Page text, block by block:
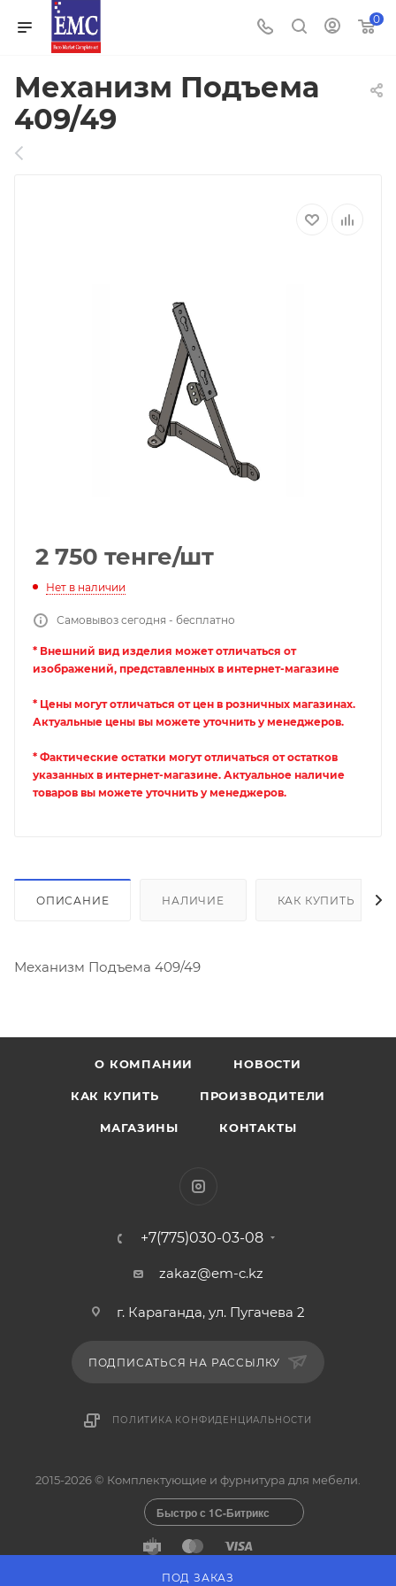
0
Механизм Подъема
409/49
2 750 тенге/шт
Нет в наличии
ПОД ЗАКАЗ
Самовывоз сегодня - бесплатно
* Внешний вид изделия может отличаться от
изображений, представленных в интернет-магазине
* Цены могут отличаться от цен в розничных магазинах.
Актуальные цены вы можете уточнить у менеджеров.
* Фактические остатки могут отличаться от остатков
указанных в интернет-магазине. Актуальное наличие
товаров вы можете уточнить у менеджеров.
ОПИСАНИЕ НАЛИЧИЕ КАК КУПИТЬ
Механизм Подъема 409/49
О КОМПАНИИ НОВОСТИ
КАК КУПИТЬ ПРОИЗВОДИТЕЛИ
МАГАЗИНЫ КОНТАКТЫ
+7(775)030-03-08
zakaz@em-c.kz
г. Караганда, ул. Пугачева 2
ПОДПИСАТЬСЯ НА РАССЫЛКУ
ПОЛИТИКА КОНФИДЕНЦИАЛЬНОСТИ
2015-2026 © Комплектующие и фурнитура для мебели.
Быстро с 1С-Битрикс